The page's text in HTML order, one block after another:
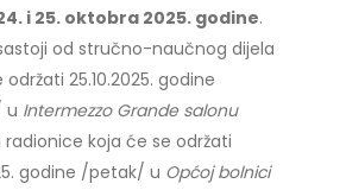
i 25. oktobra 2025. godine.
od stručno-naučnog dijela
održati 25.10.2025. godine
u Intermezzo Grande salonu
radionice koja će se održati
godine /petak/ u Općoj bolnici